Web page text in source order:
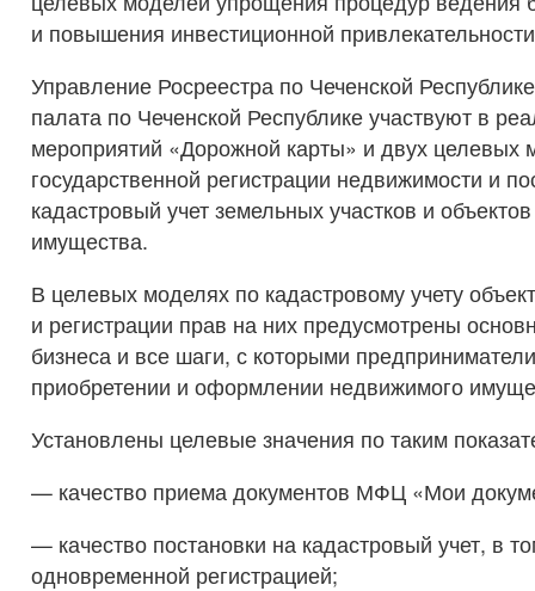
и повышения инвестиционной
Управление Росреестра по Чеченской
палата по Чеченской Республике участвуют в
мероприятий «Дорожной карты» и двух целевых
государственной регистрации недвижимости и
кадастровый учет земельных участков и
имущества.
В целевых моделях по кадастровому учету
и регистрации прав на них предусмотрены
бизнеса и все шаги, с которыми
приобретении и оформлении недвижимого
Установлены целевые значения по таким
— качество приема документов МФЦ «Мои
— качество постановки на кадастровый учет, в
одновременной регистрацией;